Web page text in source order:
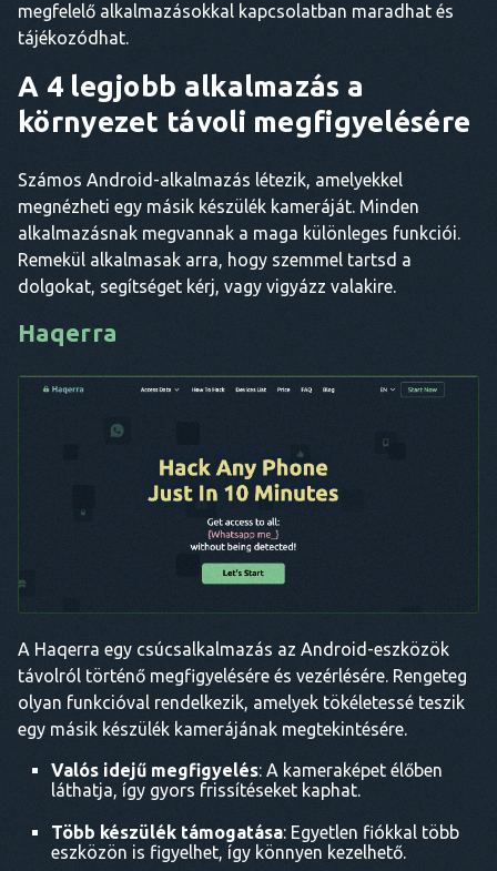
megfelelő alkalmazásokkal kapcsolatban maradhat és
tájékozódhat.
A 4 legjobb alkalmazás a
környezet távoli megfigyelésére
Számos Android-alkalmazás létezik, amelyekkel
megnézheti egy másik készülék kameráját. Minden
alkalmazásnak megvannak a maga különleges funkciói.
Remekül alkalmasak arra, hogy szemmel tartsd a
dolgokat, segítséget kérj, vagy vigyázz valakire.
Haqerra
A Haqerra egy csúcsalkalmazás az Android-eszközök
távolról történő megfigyelésére és vezérlésére. Rengeteg
olyan funkcióval rendelkezik, amelyek tökéletessé teszik
egy másik készülék kamerájának megtekintésére.
Valós idejű megfigyelés: A kameraképet élőben
láthatja, így gyors frissítéseket kaphat.
Több készülék támogatása: Egyetlen fiókkal több
eszközön is figyelhet, így könnyen kezelhető.